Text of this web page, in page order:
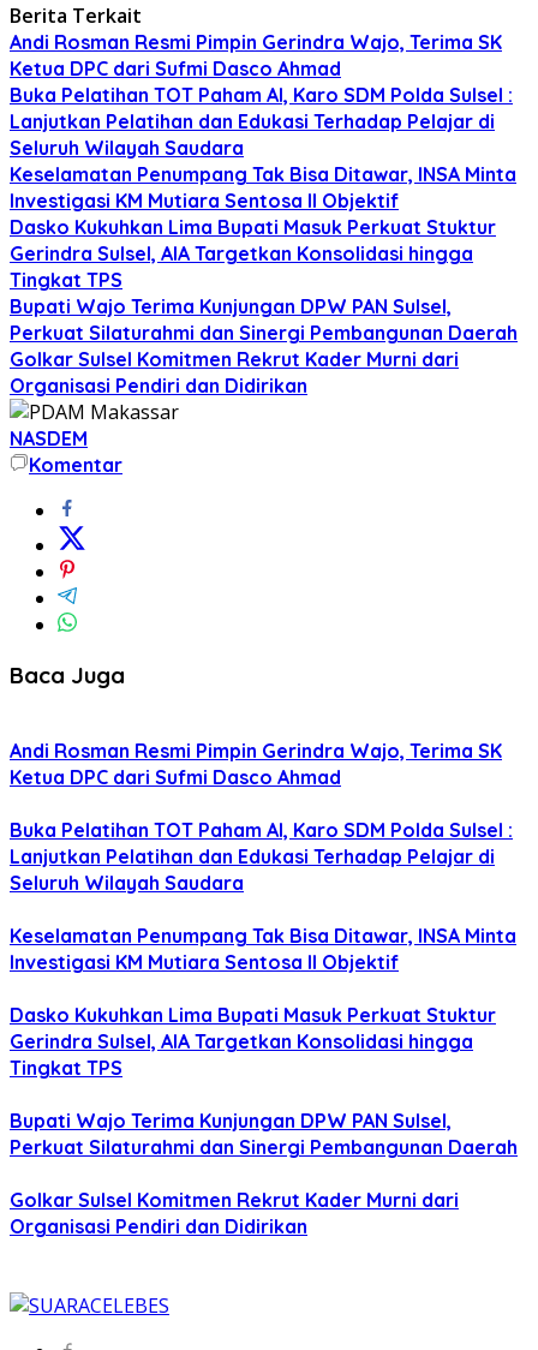
Berita Terkait
Andi Rosman Resmi Pimpin Gerindra Wajo, Terima SK
Ketua DPC dari Sufmi Dasco Ahmad
Buka Pelatihan TOT Paham AI, Karo SDM Polda Sulsel :
Lanjutkan Pelatihan dan Edukasi Terhadap Pelajar di
Seluruh Wilayah Saudara
Keselamatan Penumpang Tak Bisa Ditawar, INSA Minta
Investigasi KM Mutiara Sentosa II Objektif
Dasko Kukuhkan Lima Bupati Masuk Perkuat Stuktur
Gerindra Sulsel, AIA Targetkan Konsolidasi hingga
Tingkat TPS
Bupati Wajo Terima Kunjungan DPW PAN Sulsel,
Perkuat Silaturahmi dan Sinergi Pembangunan Daerah
Golkar Sulsel Komitmen Rekrut Kader Murni dari
Organisasi Pendiri dan Didirikan
NASDEM
Komentar
Baca Juga
Andi Rosman Resmi Pimpin Gerindra Wajo, Terima SK
Ketua DPC dari Sufmi Dasco Ahmad
Buka Pelatihan TOT Paham AI, Karo SDM Polda Sulsel :
Lanjutkan Pelatihan dan Edukasi Terhadap Pelajar di
Seluruh Wilayah Saudara
Keselamatan Penumpang Tak Bisa Ditawar, INSA Minta
Investigasi KM Mutiara Sentosa II Objektif
Dasko Kukuhkan Lima Bupati Masuk Perkuat Stuktur
Gerindra Sulsel, AIA Targetkan Konsolidasi hingga
Tingkat TPS
Bupati Wajo Terima Kunjungan DPW PAN Sulsel,
Perkuat Silaturahmi dan Sinergi Pembangunan Daerah
Golkar Sulsel Komitmen Rekrut Kader Murni dari
Organisasi Pendiri dan Didirikan